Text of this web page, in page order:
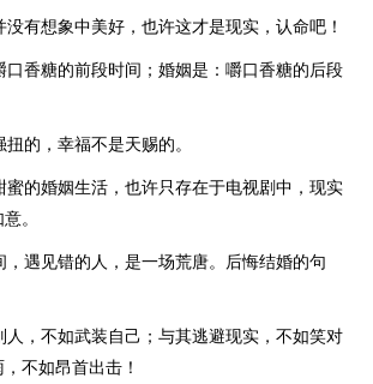
没有想象中美好，也许这才是现实，认命吧！
口香糖的前段时间；婚姻是：嚼口香糖的后段
的，幸福不是天赐的。
蜜的婚姻生活，也许只存在于电视剧中，现实
。
，遇见错的人，是一场荒唐。后悔结婚的句
人，不如武装自己；与其逃避现实，不如笑对
不如昂首出击！